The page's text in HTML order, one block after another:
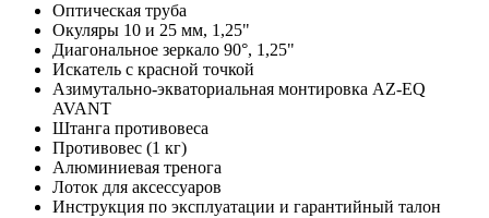
Оптическая труба
Окуляры 10 и 25 мм, 1,25"
Диагональное зеркало 90°, 1,25"
Искатель с красной точкой
Азимутально-экваториальная монтировка AZ-EQ
AVANT
Штанга противовеса
Противовес (1 кг)
Алюминиевая тренога
Лоток для аксессуаров
Инструкция по эксплуатации и гарантийный талон